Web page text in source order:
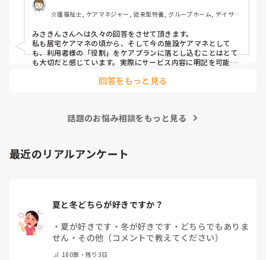
介護福祉士, ケアマネジャー, 従来型特養, グループホーム, デイサー
みさきんさんへは久々の回答をさせて頂きます。
私も居宅ケアマネの頃から、そして今の施設ケアマネとして
も、利用者様の「役割」をケアプランに落とし込むことはとて
も大切だと感じています。実際にサービス内容に明記を可能な
す。 役割を持つことは、その方の自信や生きがいにつながりま
になります。
回答をもっと見る
話題のお悩み相談をもっと見る
最近のリアルアンケート
夏と冬どちらが好きですか？
・ 夏が好きです ・冬が好きです ・ どちらでもありま
せん ・ その他（コメントで教えてください）
180票・残り3日